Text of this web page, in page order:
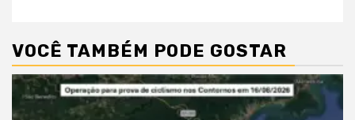
VOCÊ TAMBÉM PODE GOSTAR